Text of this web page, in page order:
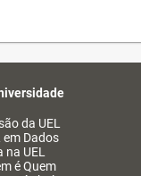
da UEL
em Dados
na UEL
é Quem